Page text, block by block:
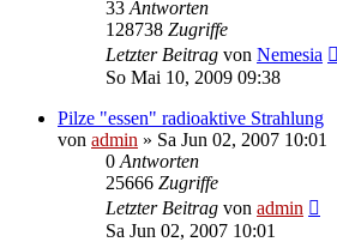
33 Antworten
128738 Zugriffe
Letzter Beitrag von Nemesia
So Mai 10, 2009 09:38
Pilze "essen" radioaktive Strahlung
von admin » Sa Jun 02, 2007 10:01
0 Antworten
25666 Zugriffe
Letzter Beitrag von admin
Sa Jun 02, 2007 10:01